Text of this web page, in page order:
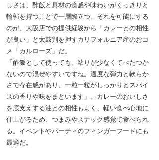
しさは、酢飯と具材の食感や味わいがくっきりと
輪郭を持つことで一層際立つ。それを可能にする
のが、大阪店での提供経験から「カレーとの相性
が良い」と太鼓判を押すカリフォルニア産のおコ
メ「カルローズ」だ。
「酢飯として使っても、粘りが少なくてべたつか
ないので混ぜやすいですね。適度な弾力と軟らか
さで存在感があり、一粒一粒がしっかりとスパイ
スの香りや味をまといます」。カレーのおいしさ
を底支えする油との相性もよく、軽い食べ心地に
仕上がるため、つまみやスナック感覚で食べられ
る。イベントやパーティのフィンガーフードにも
最適だ。